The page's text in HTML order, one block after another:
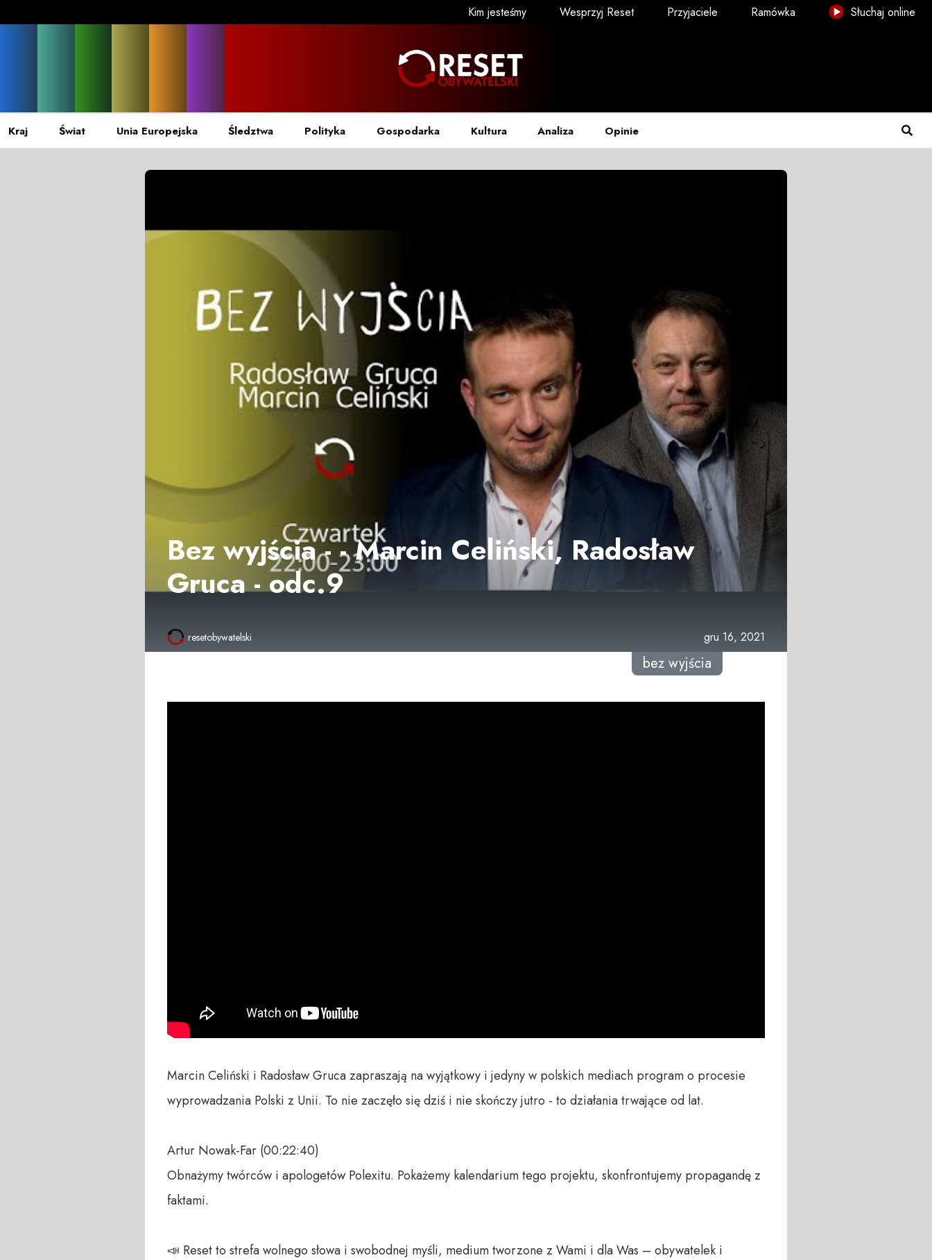
Kim jesteśmy Wesprzyj Reset Przyjaciele Ramówka Słuchaj online
Kraj Świat Unia Europejska Śledztwa Polityka Gospodarka Kultura Analiza Opinie
Bez wyjścia - - Marcin Celiński, Radosław
Gruca - odc.9
resetobywatelski gru 16, 2021
bez wyjścia
Marcin Celiński i Radosław Gruca zapraszają na wyjątkowy i jedyny w polskich mediach program o procesie
wyprowadzania Polski z Unii. To nie zaczęło się dziś i nie skończy jutro - to działania trwające od lat.
Artur Nowak-Far (00:22:40)
Obnażymy twórców i apologetów Polexitu. Pokażemy kalendarium tego projektu, skonfrontujemy propagandę z
faktami.
📣 Reset to strefa wolnego słowa i swobodnej myśli, medium tworzone z Wami i dla Was – obywatelek i